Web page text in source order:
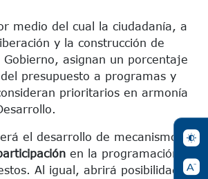
medio del cual la ciudadanía, a
y la construcción de
Gobierno, asignan un porcentaje
presupuesto a programas y
prioritarios en armonía
el desarrollo de mecanismos y
en la programación
Al igual, abrirá posibilidades